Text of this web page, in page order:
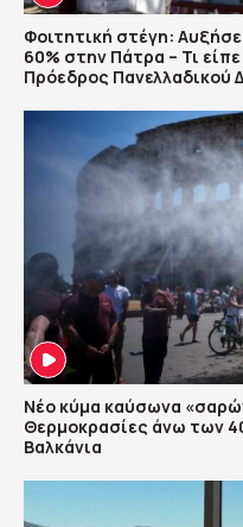
Φοιτητική στέγη:
60% στην Πάτρα – Τι
Πρόεδρος Πανελλαδικού
Νέο κύμα καύσωνα
Θερμοκρασίες άνω των
Βαλκάνια